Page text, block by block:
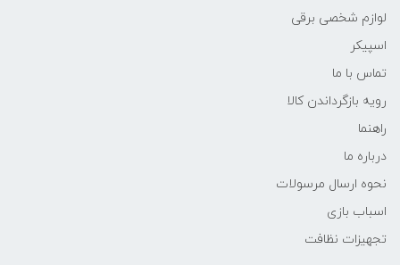
لوازم شخصی برقی
اسپیکر
تماس با ما
رویه بازگرداندن کالا
راهنما
درباره ما
نحوه ارسال مرسولات
اسباب بازی
تجهیزات نظافت